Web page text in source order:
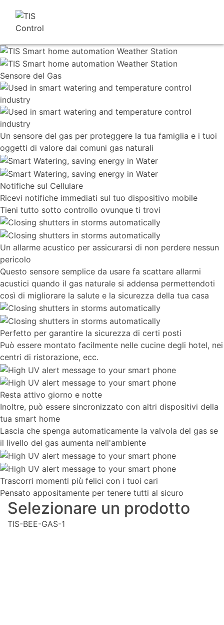
Sensore del Gas
Un sensore del gas per proteggere la tua famiglia e i tuoi
oggetti di valore dai comuni gas naturali
Notifiche sul Cellulare
Ricevi notifiche immediati sul tuo dispositivo mobile
Tieni tutto sotto controllo ovunque ti trovi
Un allarme acustico per assicurarsi di non perdere nessun
pericolo
Questo sensore semplice da usare fa scattare allarmi
acustici quando il gas naturale si addensa permettendoti
così di migliorare la salute e la sicurezza della tua casa
Perfetto per garantire la sicurezza di certi posti
Può essere montato facilmente nelle cucine degli hotel, nei
centri di ristorazione, ecc.
Resta attivo giorno e notte
Inoltre, può essere sincronizzato con altri dispositivi della
tua smart home
Lascia che spenga automaticamente la valvola del gas se
il livello del gas aumenta nell'ambiente
Trascorri momenti più felici con i tuoi cari
Pensato appositamente per tenere tutti al sicuro
Selezionare un prodotto
TIS-BEE-GAS-1